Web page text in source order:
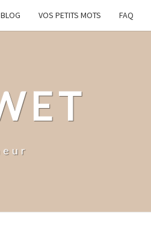
BLOG VOS PETITS MOTS FAQ